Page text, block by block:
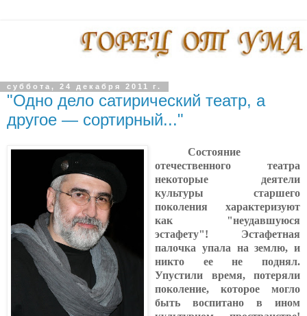
суббота, 24 декабря 2011 г.
"Одно дело сатирический театр, а
другое — сортирный..."
Состояние
отечественного театра
некоторые деятели
культуры старшего
поколения характеризуют
как "неудавшуюся
эстафету"! Эстафетная
палочка упала на землю, и
никто ее не поднял.
Упустили время, потеряли
поколение, которое могло
быть воспитано в ином